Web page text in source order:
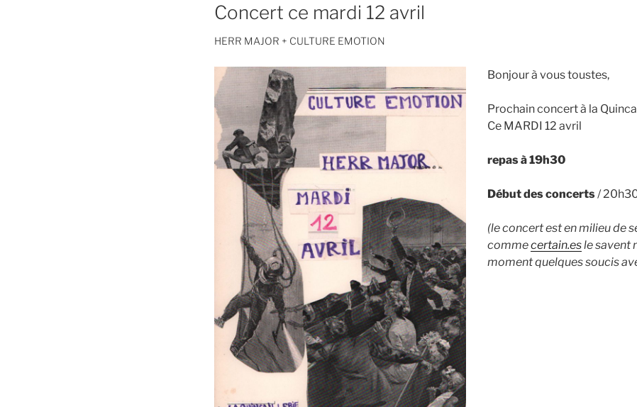
Concert ce mardi 12 avril
HERR MAJOR + CULTURE EMOTION
Bonjour à vous toustes,
Prochain concert à la
Ce MARDI 12 avril
repas à 19h30
Début des concerts/
(leconcert est en milieu de
commecertain.esle savent
moment quelques soucis